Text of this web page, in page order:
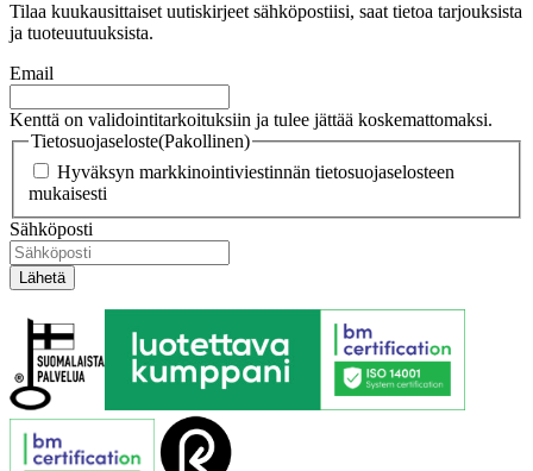
Tilaa kuukausittaiset uutiskirjeet sähköpostiisi, saat tietoa tarjouksista
ja tuoteuutuuksista.
Email
Kenttä on validointitarkoituksiin ja tulee jättää koskemattomaksi.
Tietosuojaseloste(Pakollinen)
Hyväksyn markkinointiviestinnän tietosuojaselosteen
mukaisesti
Sähköposti